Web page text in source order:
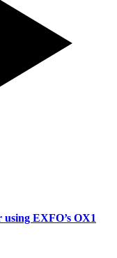
EXFO’s OX1